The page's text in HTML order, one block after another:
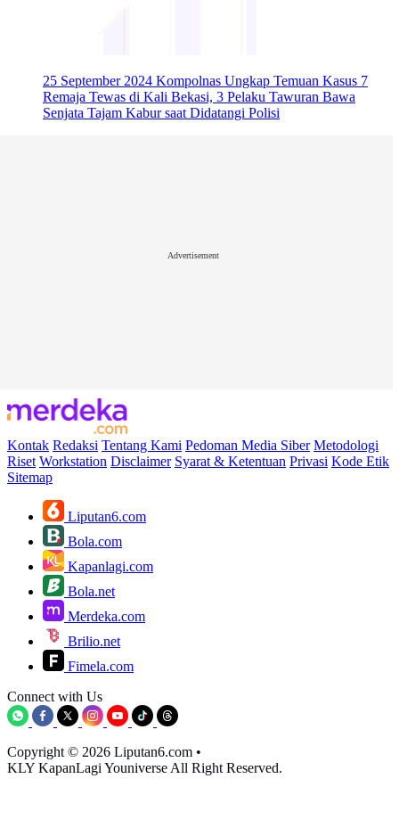
25 September 2024 Kompolnas Ungkap Temuan Kasus 7
Remaja Tewas di Kali Bekasi, 3 Pelaku Tawuran Bawa
Senjata Tajam Kabur saat Didatangi Polisi
Advertisement
Kontak Redaksi Tentang Kami Pedoman Media Siber Metodologi
Riset Workstation Disclaimer Syarat & Ketentuan Privasi Kode Etik
Sitemap
Liputan6.com
Bola.com
Kapanlagi.com
Bola.net
Merdeka.com
Brilio.net
Fimela.com
Connect with Us
Copyright © 2026 Liputan6.com •
KLY KapanLagi Youniverse All Right Reserved.